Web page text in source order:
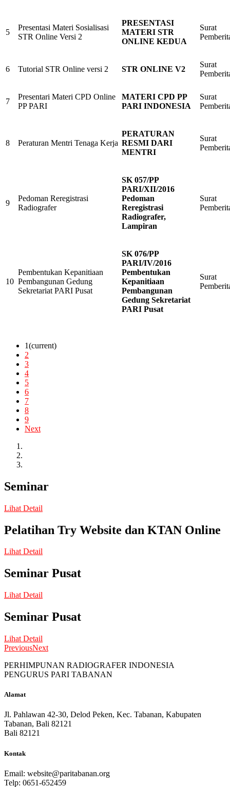
5
Presentasi Materi Sosialisasi
STR Online Versi 2
PRESENTASI
MATERI STR
ONLINE KEDUA
Surat
6 Tutorial STR Online versi 2 STR ONLINE V2
Surat
7
Presentari Materi CPD Online
PP PARI
MATERI CPD PP
PARI INDONESIA
Surat
8 Peraturan Mentri Tenaga Kerja
PERATURAN
RESMI DARI
MENTRI
Surat
9
Pedoman Reregistrasi
Radiografer
SK 057/PP
PARI/XII/2016
Pedoman
Reregistrasi
Radiografer,
Lampiran
Surat
10
Pembentukan Kepanitiaan
Pembangunan Gedung
Sekretariat PARI Pusat
SK 076/PP
PARI/IV/2016
Pembentukan
Kepanitiaan
Pembangunan
Gedung Sekretariat
PARI Pusat
Surat
1(current)
2
3
4
5
6
7
8
9
Next
Seminar
Lihat Detail
Pelatihan Try Website dan KTAN Online
Lihat Detail
Seminar Pusat
Lihat Detail
Seminar Pusat
Lihat Detail
PreviousNext
PERHIMPUNAN RADIOGRAFER INDONESIA
PENGURUS PARI TABANAN
Alamat
Jl. Pahlawan 42-30, Delod Peken, Kec. Tabanan, Kabupaten
Tabanan, Bali 82121
Bali 82121
Kontak
Email: website@paritabanan.org
Telp: 0651-652459